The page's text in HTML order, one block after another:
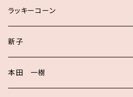
ラッキーコーン
新子
本田 一樹